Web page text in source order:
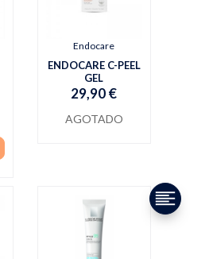
Endocare
ENDOCARE C-PEEL
GEL
29,90 €
AGOTADO